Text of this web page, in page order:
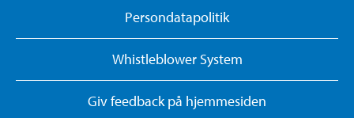
Persondatapolitik
Whistleblower System
Giv feedback på hjemmesiden